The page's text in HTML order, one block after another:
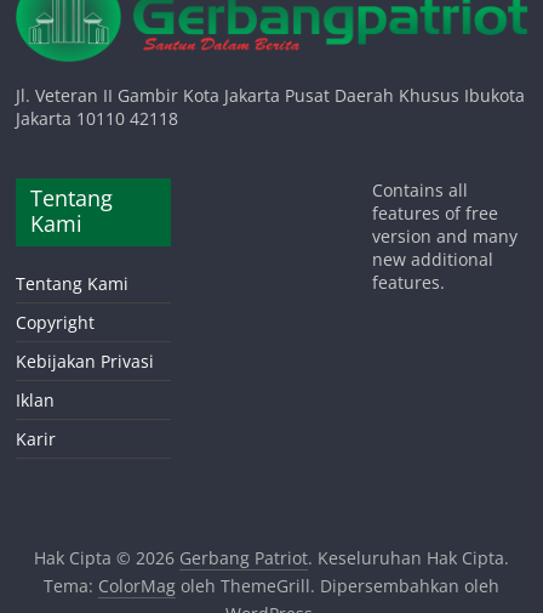
Jl. Veteran II Gambir Kota Jakarta Pusat Daerah Khusus Ibukota
Jakarta 10110 42118
Tentang
Kami
Tentang Kami
Copyright
Kebijakan Privasi
Iklan
Karir
Contains all
features of free
version and many
new additional
features.
Hak Cipta © 2026 Gerbang Patriot. Keseluruhan Hak Cipta.
Tema: ColorMagoleh ThemeGrill. Dipersembahkan oleh